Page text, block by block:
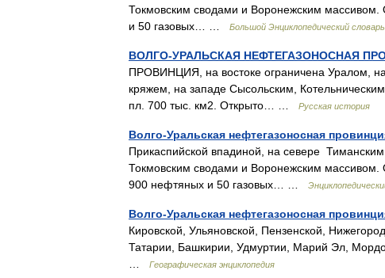
Токмовским сводами и Воронежским
и 50 газовых… …
Большой Энциклопедический словарь
ВОЛГО-УРАЛЬСКАЯ НЕФТЕГАЗОНОСНАЯ
ПРОВИНЦИЯ, на востоке ограничена Уралом,
кряжем, на западе Сысольским,
пл. 700 тыс. км2. Открыто… …
Русская история
Волго-Уральская нефтегазоносная
Прикаспийской впадиной, на севере
Токмовским сводами и Воронежским
900 нефтяных и 50 газовых… …
Волго-Уральская нефтегазоносная
Кировской, Ульяновской, Пензенской,
Татарии, Башкирии, Удмуртии, Марий Эл,
Географическая энциклопедия